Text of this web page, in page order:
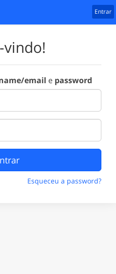
Entrar
vindo!
email e password
Esqueceu a password?